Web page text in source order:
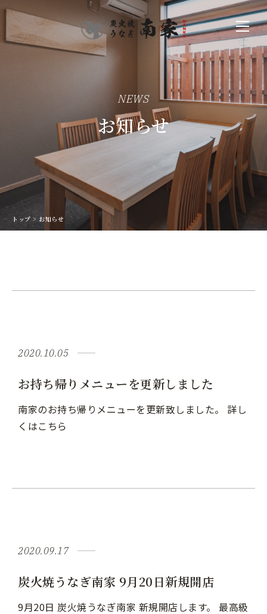
NEWS
お知らせ
トップ > お知らせ
2020.10.05
お持ち帰りメニューを更新しました
南家のお持ち帰りメニューを更新致しました。 詳し
くはこちら
2020.09.17
炭火焼うなぎ南家 9月20日新規開店
9月20日 炭火焼うなぎ南家 新規開店します。 最高級